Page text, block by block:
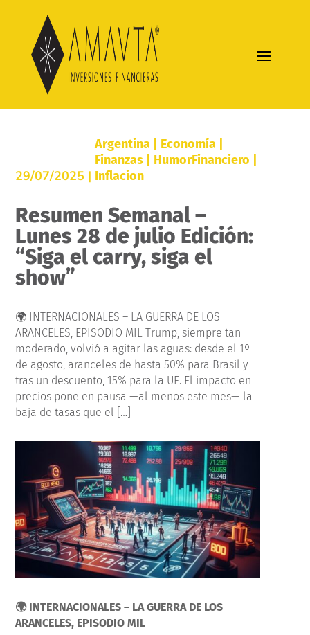
Argentina Economía
Finanzas
HumorFinanciero
Inflacion
29/07/2025 |
Resumen Semanal –
Lunes 28 de julio Edición:
“Siga el carry, siga el
show”
🌍 INTERNACIONALES – LA GUERRA DE LOS
ARANCELES, EPISODIO MIL Trump, siempre tan
moderado, volvió a agitar las aguas: desde el 1º
de agosto, aranceles de hasta 50% para Brasil y
tras un descuento, 15% para la UE. El impacto en
precios pone en pausa —al menos este mes— la
baja de tasas que el […]
🌍 INTERNACIONALES – LA GUERRA DE LOS
ARANCELES, EPISODIO MIL